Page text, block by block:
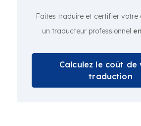
Faites traduire et certifier votre
un traducteur professionnel
Calculez le coût de
traduction